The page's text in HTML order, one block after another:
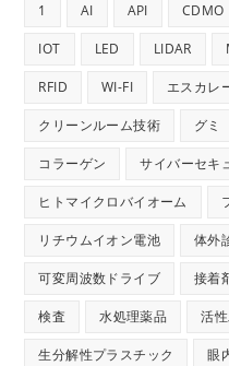
1 AI API CDMO
IOT LED LIDAR
RFID WI-FI エスカレ
クリーンルーム技術 グミ
コラーゲン サイバーセキ
ヒトマイクロバイオーム
リチウムイオン電池 体外
可変周波数ドライブ 接着
検査 水処理薬品 活
生分解性プラスチック 眼